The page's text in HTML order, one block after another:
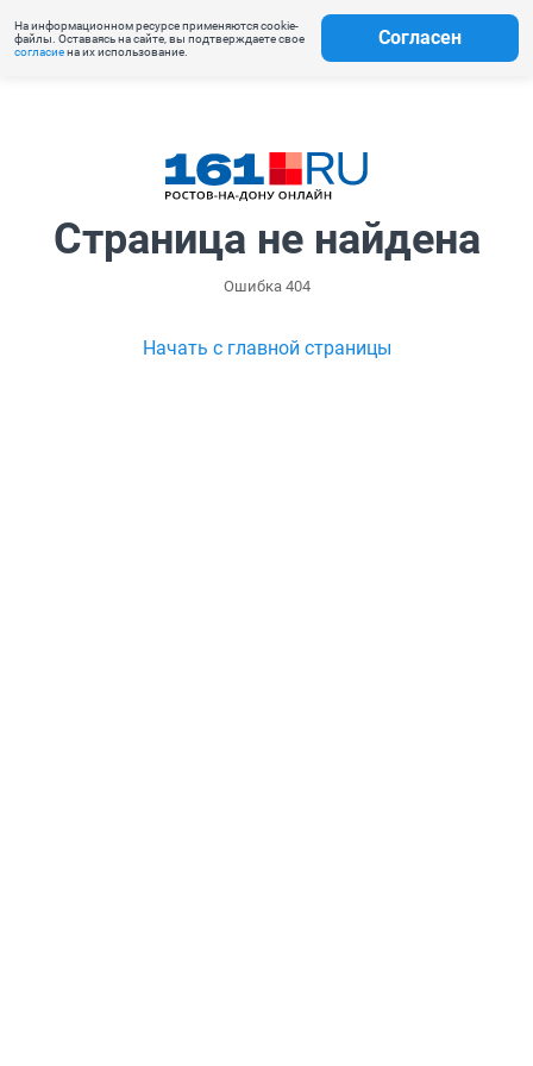
На информационном ресурсе применяются cookie-
файлы. Оставаясь на сайте, вы подтверждаете свое
согласиена их использование.
Согласен
Страница не найдена
Ошибка 404
Начать с главной страницы